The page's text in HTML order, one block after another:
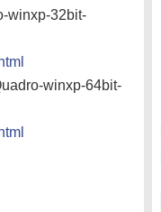
winxp-32bit-
winxp-64bit-